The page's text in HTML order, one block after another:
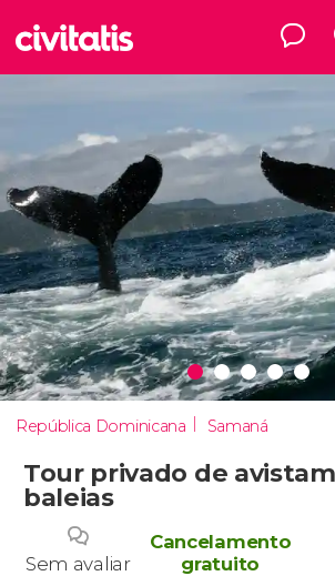
República Dominicana Samaná
Tour privado de
baleias
Sem avaliar
Cancelamento
gratuito